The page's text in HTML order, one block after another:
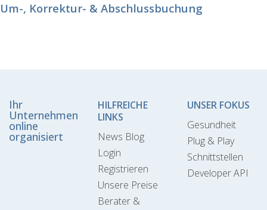
Um-, Korrektur- & Abschlussbuchung
Ihr
Unternehmen
online
organisiert
HILFREICHE
LINKS
News Blog
Login
Registrieren
Unsere Preise
Berater &
UNSER FOKUS
Gesundheit
Plug & Play
Schnittstellen
Developer API